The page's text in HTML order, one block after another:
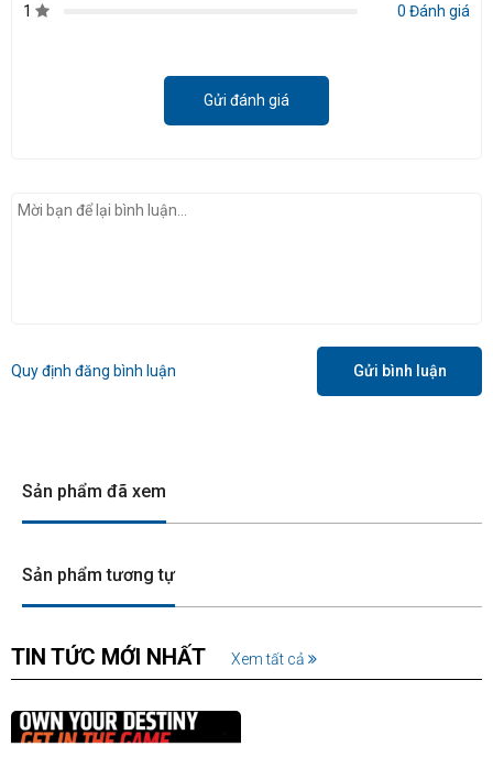
1
0 Đánh giá
Gửi đánh giá
Quy định đăng bình luận Gửi bình luận
Sản phẩm đã xem
Sản phẩm tương tự
TIN TỨC MỚI NHẤT Xem tất cả